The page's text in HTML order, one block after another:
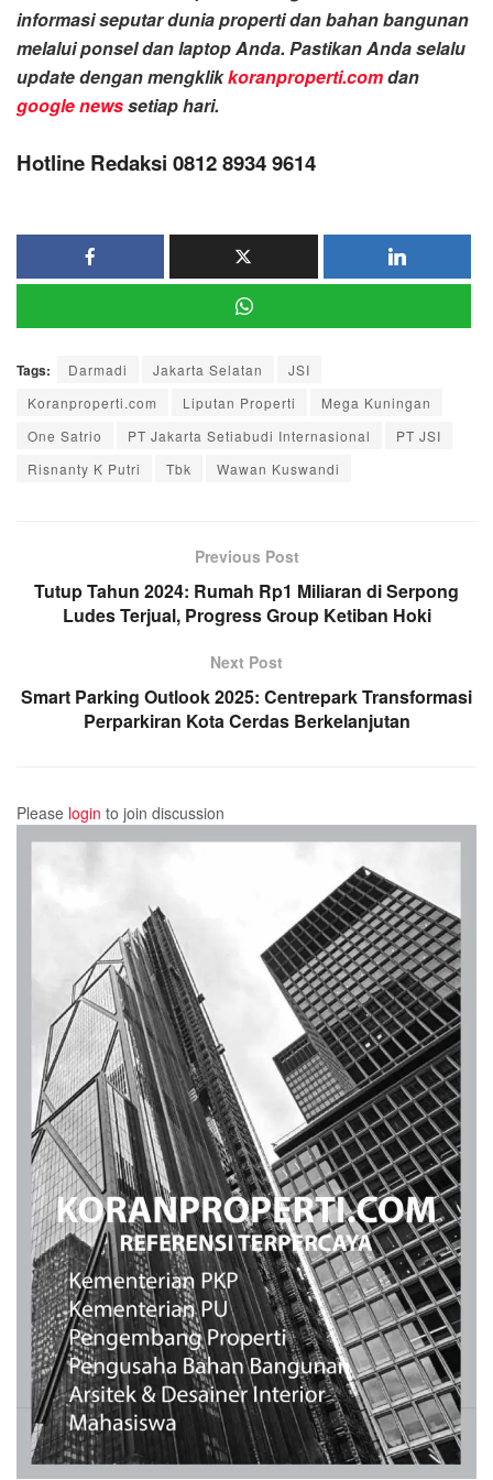
informasi seputar dunia properti dan bahan bangunan
melalui ponsel dan laptop Anda. Pastikan Anda selalu
update dengan mengklikkoranproperti.comdan
google newssetiap hari.
Hotline Redaksi 0812 8934 9614
Tags: Darmadi Jakarta Selatan
JSI
Koranproperti.com
Liputan Properti
Mega Kuningan
One Satrio
PT Jakarta Setiabudi Internasional
PT JSI
Risnanty K Putri
Tbk Wawan Kuswandi
Previous Post
Tutup Tahun 2024: Rumah Rp1 Miliaran di Serpong
Ludes Terjual, Progress Group Ketiban Hoki
Next Post
Smart Parking Outlook 2025: Centrepark Transformasi
Perparkiran Kota Cerdas Berkelanjutan
Please login to join discussion